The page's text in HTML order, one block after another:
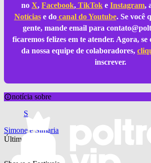
no X, Facebook, TikTok e Instagram,
Notíciase docanal do Youtube. Se você
gente, mande email para
ficaremos felizes em te atender. Agora,
da nossa equipe de colaboradores,
inscrever.
notícia sobre
S
Simone e Simaria
Últimas notícias